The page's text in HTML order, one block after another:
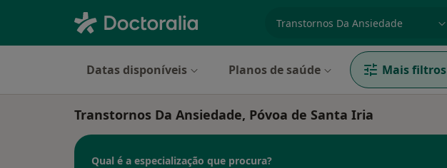
Datas disponíveis Planos de saúde Mais filtros
Transtornos Da Ansiedade, Póvoa de Santa Iria
Qual é a especialização que procura?